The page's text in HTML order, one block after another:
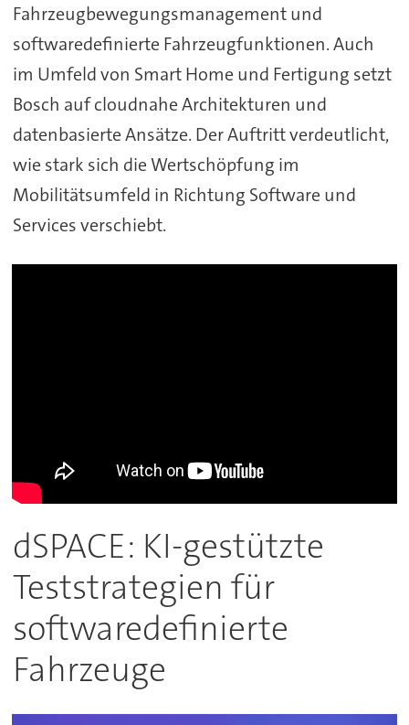
Fahrzeugbewegungsmanagement und
softwaredefinierte Fahrzeugfunktionen. Auch
im Umfeld von Smart Home und Fertigung setzt
Bosch auf cloudnahe Architekturen und
datenbasierte Ansätze. Der Auftritt verdeutlicht,
wie stark sich die Wertschöpfung im
Mobilitätsumfeld in Richtung Software und
Services verschiebt.
dSPACE: KI-gestützte
Teststrategien für
softwaredefinierte
Fahrzeuge